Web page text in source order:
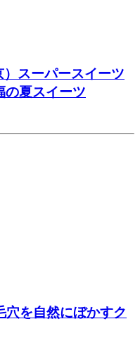
スーパースイーツ
の夏スイーツ
穴を自然にぼかすク